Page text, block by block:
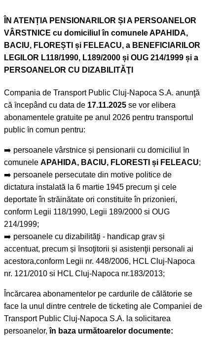
ÎN ATENȚIA PENSIONARILOR ȘI A PERSOANELOR
VÂRSTNICE cu domiciliul în comunele APAHIDA,
BACIU, FLOREȘTI și FELEACU, a BENEFICIARILOR
LEGILOR L118/1990, L189/2000 și OUG 214/1999 și a
PERSOANELOR CU DIZABILITĂŢI
Compania de Transport Public Cluj-Napoca S.A. anunţă
că ȋncepând cu data de 17.11.2025 se vor elibera
abonamentele gratuite pe anul 2026 pentru transportul
public ȋn comun pentru:
➡️ persoanele vârstnice și pensionarii cu domiciliul ȋn
comunele APAHIDA, BACIU, FLORESTI și FELEACU;
➡️ persoanele persecutate din motive politice de
dictatura instalată la 6 martie 1945 precum şi cele
deportate în străinătate ori constituite în prizonieri,
conform Legii 118/1990, Legii 189/2000 si OUG
214/1999;
➡️ persoanele cu dizabilităţi - handicap grav și
accentuat, precum și ȋnsoţitorii și asistenţii personali ai
acestora,conform Legii nr. 448/2006, HCL Cluj-Napoca
nr. 121/2010 si HCL Cluj-Napoca nr.183/2013;
Încărcarea abonamentelor pe cardurile de călătorie se
face la unul dintre centrele de ticketing ale Companiei de
Transport Public Cluj-Napoca S.A. la solicitarea
persoanelor,în baza următoarelor documente: